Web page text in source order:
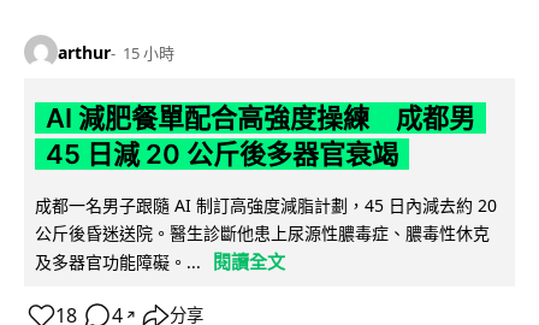
arthur 15 小時
AI 減肥餐單配合高強度操練 成都男
45 日減 20 公斤後多器官衰竭
成都一名男子跟隨 AI 制訂高強度減脂計劃，45 日內減去約 20
公斤後昏迷送院。醫生診斷他患上尿源性膿毒症、膿毒性休克
及多器官功能障礙。...
閱讀全文
18 4 ↗ 分享